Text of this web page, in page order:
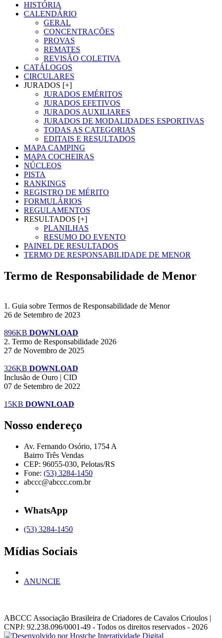
HISTÓRIA
CALENDÁRIO
GERAL
CONCENTRAÇÕES
PROVAS
REMATES
REVISÃO COLETIVA
CATÁLOGOS
CIRCULARES
JURADOS [+]
JURADOS EMÉRITOS
JURADOS EFETIVOS
JURADOS AUXILIARES
JURADOS DE MODALIDADES ESPORTIVAS
TODAS AS CATEGORIAS
EDITAIS E RESULTADOS
MAPA CAMPING
MAPA COCHEIRAS
NÚCLEOS
PISTA
RANKINGS
REGISTRO DE MÉRITO
FORMULÁRIOS
REGULAMENTOS
RESULTADOS [+]
PLANILHAS
RESUMO DO EVENTO
PAINEL DE RESULTADOS
TERMO DE RESPONSABILIDADE DE MENOR
Termo de Responsabilidade de Menor
1. Guia sobre Termos de Responsabilidade de Menor
26 de Setembro de 2023
896KB DOWNLOAD
2. Termo de Responsabilidade 2026
27 de Novembro de 2025
326KB DOWNLOAD
Inclusão de Ouro | CID
07 de Setembro de 2022
15KB DOWNLOAD
Nosso endereço
Av. Fernando Osório, 1754 A
Bairro Três Vendas
CEP: 96055-030, Pelotas/RS
Fone: (53) 3284-1450
abccc@abccc.com.br
WhatsApp
(53) 3284-1450
Mídias Sociais
ANUNCIE
ABCCC Associação Brasileira de Criadores de Cavalos Crioulos |
CNPJ: 92.238.096/0001-49 - Todos os direitos reservados - 2026